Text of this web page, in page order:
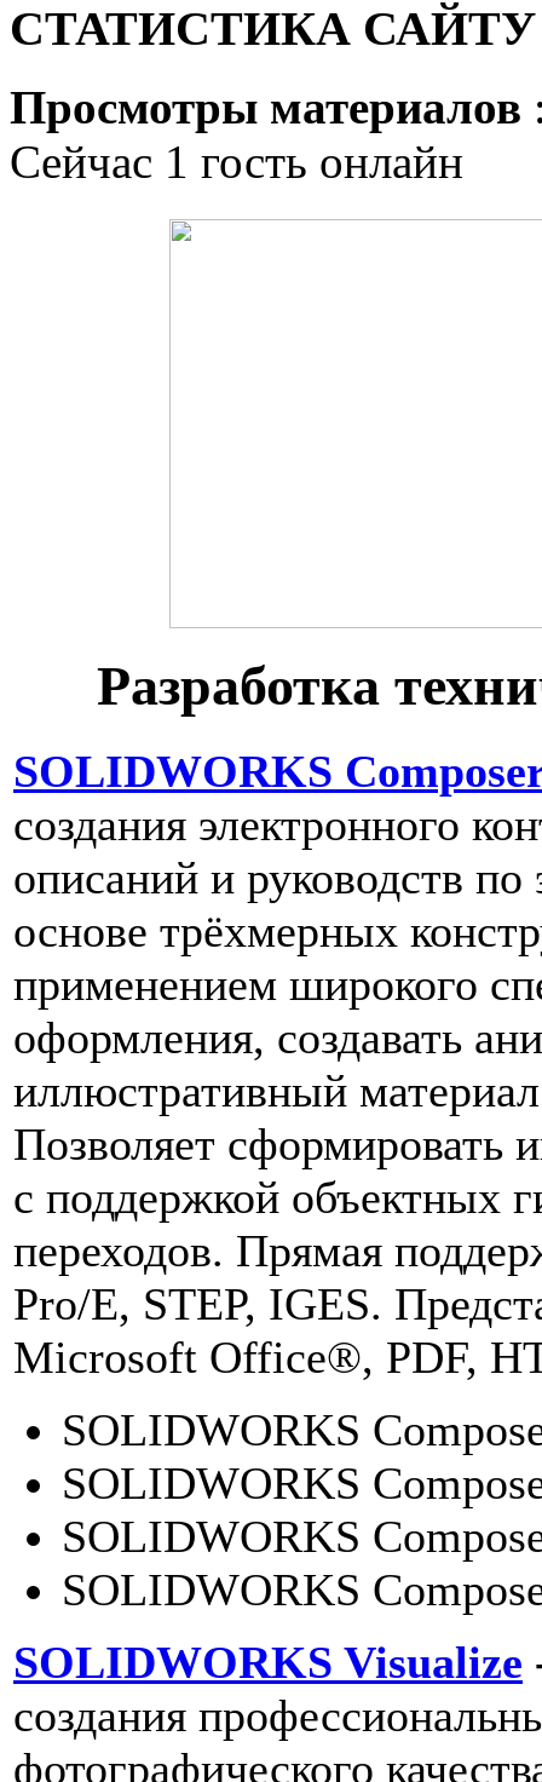
СТАТИСТИКА САЙТУ
Просмотры материалов
Сейчас 1 гость онлайн
Разработка
SOLIDWORKS
создания электронного
описаний и руководств по
основе трёхмерных
применением широкого
оформления, создавать
иллюстративный
Позволяет
с поддержкой объектных
переходов. Прямая
Pro/E, STEP, IGES.
Microsoft Office®, PDF,
SOLIDWORKS
SOLIDWORKS
SOLIDWORKS
SOLIDWORKS
SOLIDWORKS Visualize
создания
фотографического